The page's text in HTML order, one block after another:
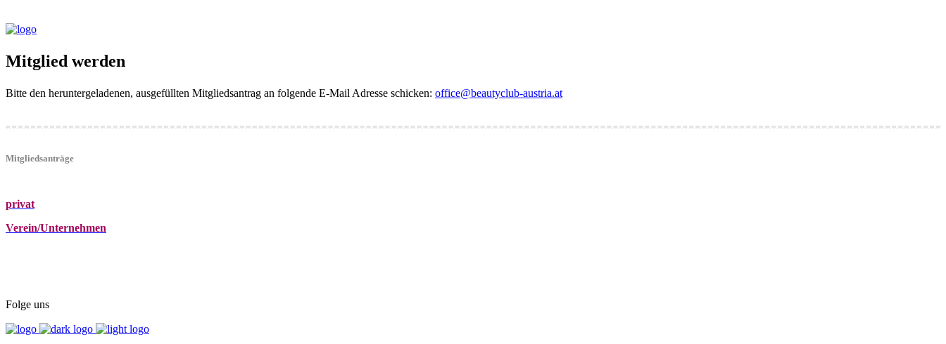
Mitglied werden
Bitte den heruntergeladenen, ausgefüllten Mitgliedsantrag an folgende E-Mail Adresse schicken: office@beautyclub-austria.at
Mitgliedsanträge
privat
Verein/Unternehmen
Folge uns